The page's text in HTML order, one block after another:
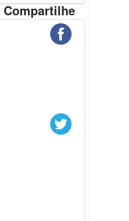
Compartilhe